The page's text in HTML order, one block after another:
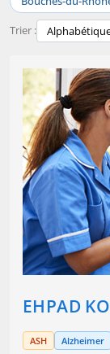
Trier :
EHPAD
ASH Alzheimer